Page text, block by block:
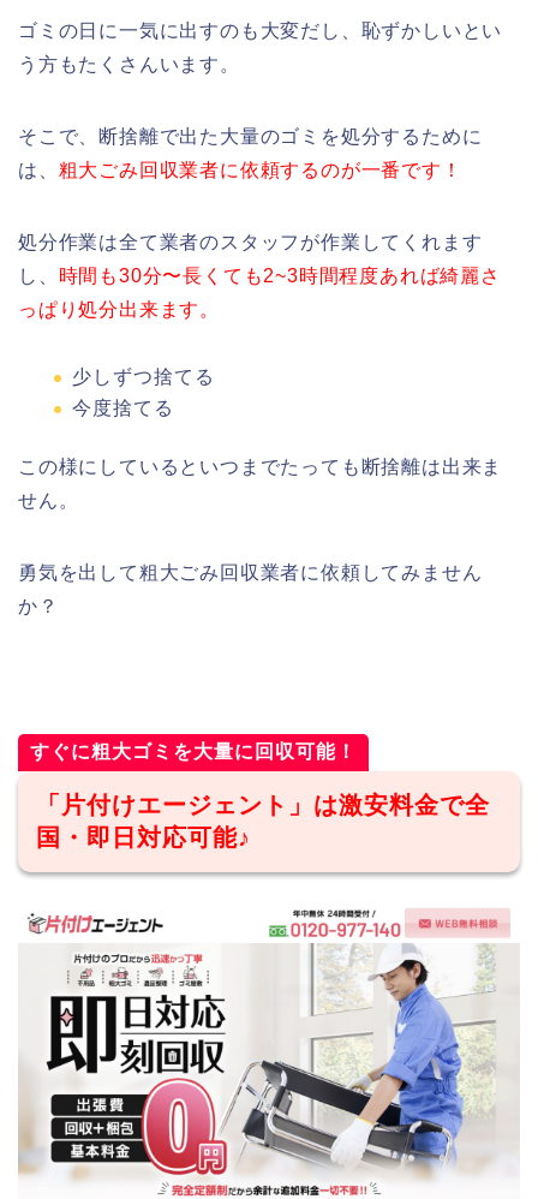
ゴミの日に一気に出すのも大変だし、恥ずかしいとい
う方もたくさんいます。
そこで、断捨離で出た大量のゴミを処分するために
は、 粗大ごみ回収業者に依頼するのが一番です！
処分作業は全て業者のスタッフが作業してくれます
し、 時間も30分〜長くても2~3時間程度あれば綺麗さ
っぱり処分出来ます。
少しずつ捨てる
今度捨てる
この様にしているといつまでたっても断捨離は出来ま
せん。
勇気を出して粗大ごみ回収業者に依頼してみません
か？
すぐに粗大ゴミを大量に回収可能！
「片付けエージェント」は激安料金で全
国・即日対応可能♪